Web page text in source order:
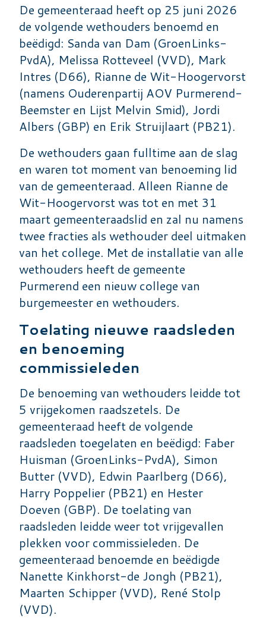
De gemeenteraad heeft op 25 juni 2026
de volgende wethouders benoemd en
beëdigd: Sanda van Dam (GroenLinks-
PvdA), Melissa Rotteveel (VVD), Mark
Intres (D66), Rianne de Wit-Hoogervorst
(namens Ouderenpartij AOV Purmerend-
Beemster en Lijst Melvin Smid), Jordi
Albers (GBP) en Erik Struijlaart (PB21).
De wethouders gaan fulltime aan de slag
en waren tot moment van benoeming lid
van de gemeenteraad. Alleen Rianne de
Wit-Hoogervorst was tot en met 31
maart gemeenteraadslid en zal nu namens
twee fracties als wethouder deel uitmaken
van het college. Met de installatie van alle
wethouders heeft de gemeente
Purmerend een nieuw college van
burgemeester en wethouders.
Toelating nieuwe raadsleden
en benoeming
commissieleden
De benoeming van wethouders leidde tot
5 vrijgekomen raadszetels. De
gemeenteraad heeft de volgende
raadsleden toegelaten en beëdigd: Faber
Huisman (GroenLinks-PvdA), Simon
Butter (VVD), Edwin Paarlberg (D66),
Harry Poppelier (PB21) en Hester
Doeven (GBP). De toelating van
raadsleden leidde weer tot vrijgevallen
plekken voor commissieleden. De
gemeenteraad benoemde en beëdigde
Nanette Kinkhorst-de Jongh (PB21),
Maarten Schipper (VVD), René Stolp
(VVD).